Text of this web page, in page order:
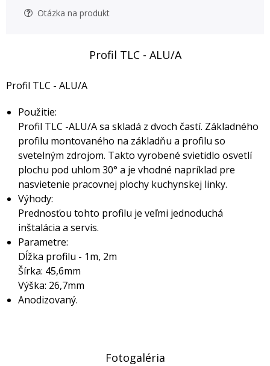
Otázka na produkt
Profil TLC - ALU/A
Profil TLC - ALU/A
Použitie:
Profil TLC -ALU/A sa skladá z dvoch častí. Základného
profilu montovaného na základňu a profilu so
svetelným zdrojom. Takto vyrobené svietidlo osvetlí
plochu pod uhlom 30° a je vhodné napríklad pre
nasvietenie pracovnej plochy kuchynskej linky.
Výhody:
Prednosťou tohto profilu je veľmi jednoduchá
inštalácia a servis.
Parametre:
Dĺžka profilu - 1m, 2m
Šírka: 45,6mm
Výška: 26,7mm
Anodizovaný.
Fotogaléria